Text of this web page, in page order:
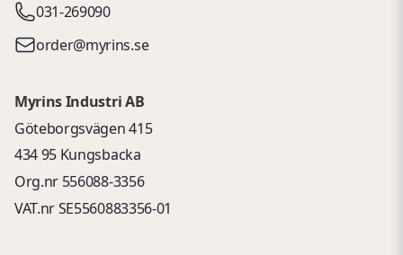
031-269090
order@myrins.se
Myrins Industri AB
Göteborgsvägen 415
434 95 Kungsbacka
Org.nr 556088-3356
VAT.nr SE5560883356-01